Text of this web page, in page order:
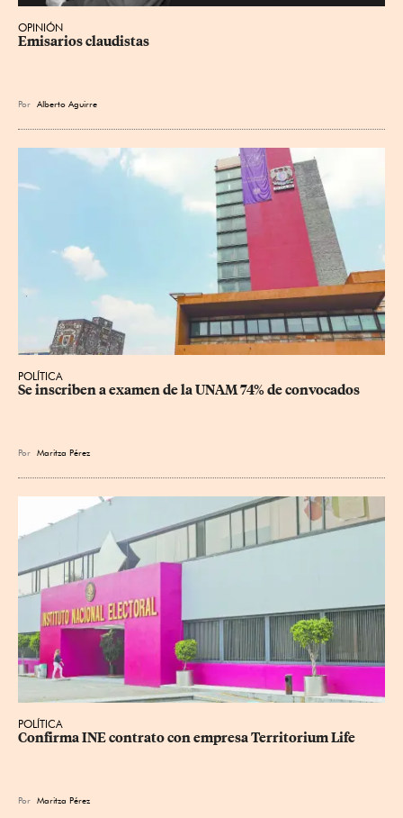
OPINIÓN
Emisarios claudistas
Por Alberto Aguirre
POLÍTICA
Se inscriben a examen de la UNAM 74% de convocados
Por Maritza Pérez
POLÍTICA
Confirma INE contrato con empresa Territorium Life
Por Maritza Pérez